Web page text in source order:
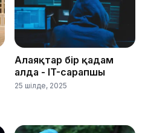
Алаяқтар бір қадам
алда - IT-сарапшы
25 шілде, 2025